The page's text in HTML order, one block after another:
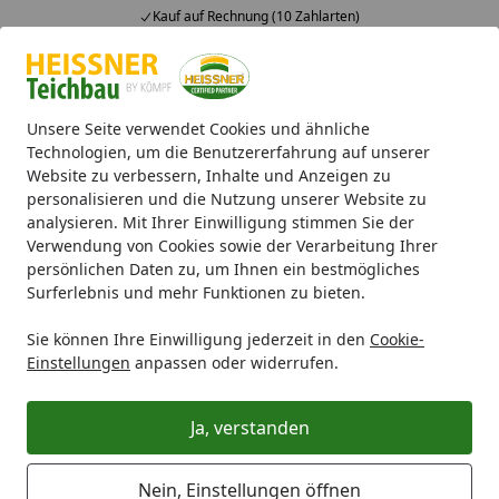
Unsere Seite verwendet Cookies und ähnliche
Technologien, um die Benutzererfahrung auf unserer
Website zu verbessern, Inhalte und Anzeigen zu
personalisieren und die Nutzung unserer Website zu
analysieren. Mit Ihrer Einwilligung stimmen Sie der
Verwendung von Cookies sowie der Verarbeitung Ihrer
persönlichen Daten zu, um Ihnen ein bestmögliches
Surferlebnis und mehr Funktionen zu bieten.
Sie können Ihre Einwilligung jederzeit in den Cookie-
Einstellungen anpassen oder widerrufen.
Ja, verstanden
Nein, Einstellungen öffnen
Kauf auf Rechnung (10 Zahlarten)
Alle Produkte
Mein Konto
Suchen
Startseite
Teichfilter Skimmer & Teichbelüfter Heissner
Heissner SMARTLINE Teichbelüfter,
200 l/h (HLT200-00)